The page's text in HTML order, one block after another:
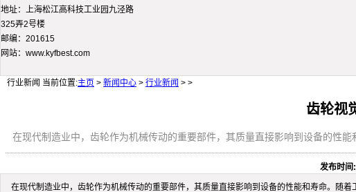
地址：上海松江高科技工业园九泾路
325弄2号楼
邮编：201615
网站：www.kyfbest.com
行业新闻 当前位置:主页 > 新闻中心 > 行业新闻 > >
齿轮视
在现代制造业中，齿轮作为机械传动的重要部件，其质量直接影响到设备的性
发布时间:
在现代制造业中，齿轮作为机械传动的重要部件，其质量直接影响到设备的性能和寿命。随